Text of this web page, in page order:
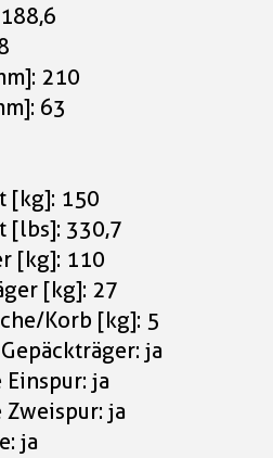
210
63
[kg]: 150
[lbs]: 330,7
[kg]: 110
[kg]: 27
Korb [kg]: 5
ja
ja
ja
ja